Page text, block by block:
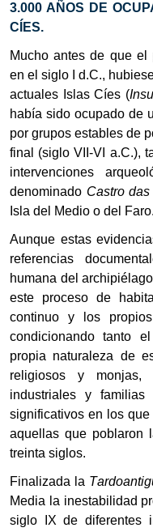
3.000 AÑOS DE
CÍES.
Mucho antes de que
en el siglo Id.C.,
actuales Islas Cíes (
había sido ocupado de
por grupos estables de
final (siglo VII-VI a.C.),
intervenciones
denominado Castrodas
Isla del Medio o del Faro.
Aunque estas
referencias
humana del
este proceso de
continuo y los
condicionando tanto
propia naturaleza de
religiosos y
industriales y
significativos en los
aquellas que
treinta siglos.
Finalizada la T
Media la inestabilidad
siglo IX de diferentes